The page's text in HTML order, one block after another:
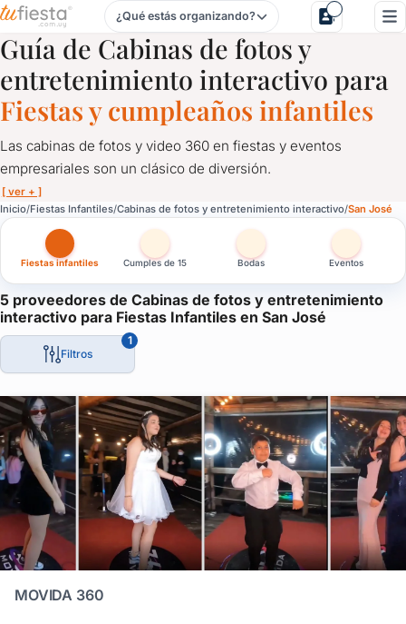
Cabinas de fotos y entretenimiento interactivo para Fiestas
¿Qué estás organizando?
Guía de Cabinas de fotos y
entretenimiento interactivo para
Fiestas y cumpleaños infantiles
Las cabinas de fotos y video 360 en fiestas y eventos
empresariales son un clásico de diversión.
[ ver + ]
Inicio Fiestas Infantiles Cabinas de fotos y entretenimiento interactivo San José
Fiestas infantiles Cumples de 15 Bodas Eventos
5 proveedores de Cabinas de fotos y entretenimiento
interactivo para Fiestas Infantiles en San José
Filtros
1
MOVIDA 360
Cabinas de fotos y entretenimiento interactivo para Fiestas
Las cabinas de fotos y video 360 en fiestas y eventos
En las cabinas de fotos, grandes y chicos se divierten
En las plataformas de video 360, 2 o 3 personas bailan
A los invitados les quedan fotos y videos como recuerdo del
También los pueden compartir en sus redes sociales.